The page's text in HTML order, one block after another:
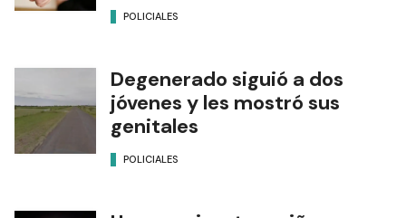
POLICIALES
Degenerado siguió a dos
jóvenes y les mostró sus
genitales
POLICIALES